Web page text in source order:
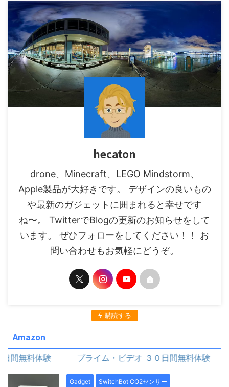
hecaton
drone、Minecraft、LEGO Mindstorm、
Apple製品が大好きです。 デザインの良いもの
や最新のガジェットに囲まれると幸せです
ね〜。 TwitterでBlogの更新のお知らせをして
います。 ぜひフォローをしてください！！ お
問い合わせもお気軽にどうぞ。
購読する
Amazon
料体験 プライム・ビデオ ３０日間無料体験
Gadget SwitchBot CO2センサー